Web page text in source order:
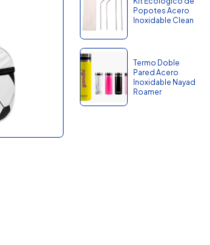
Popotes Acero
Inoxidable Clean
Termo Doble
Pared Acero
Inoxidable Nayad
Roamer